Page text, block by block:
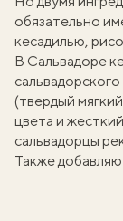
обязательно
кесадилью,
В Сальвадоре
(твердый
цвета и
сальвадорцы
Также